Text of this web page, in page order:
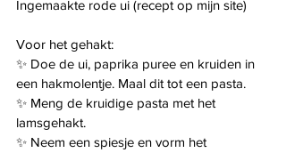
Ingemaakte rode ui (recept op mijn site)
Voor het gehakt:
✨️ Doe de ui, paprika puree en kruiden in
een hakmolentje. Maal dit tot een pasta.
✨️ Meng de kruidige pasta met het
lamsgehakt.
✨️ Neem een spiesje en vorm het